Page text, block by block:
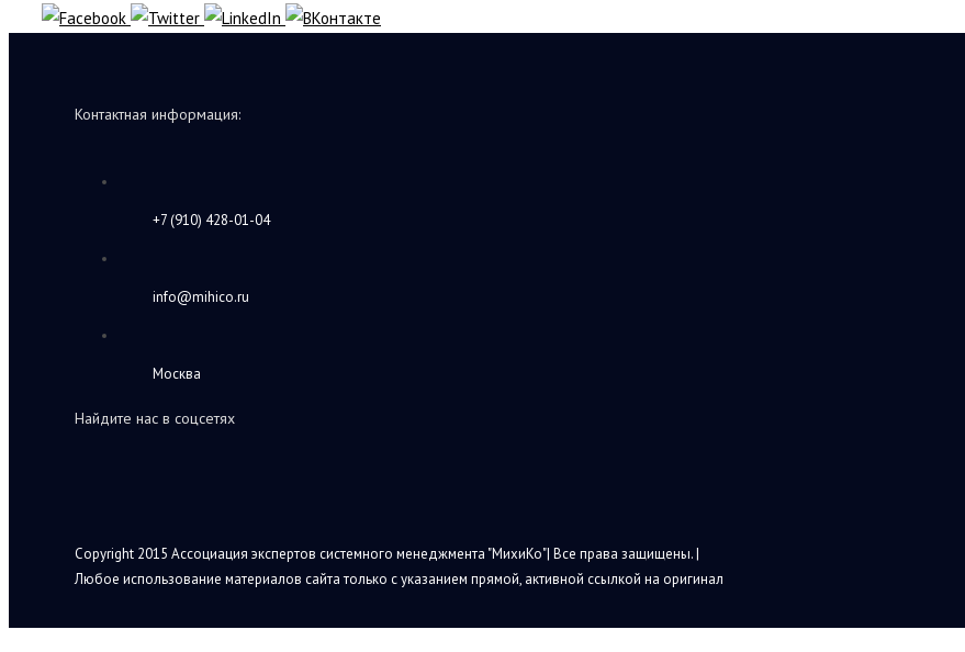
Контактная информация:
+7 (910) 428-01-04
info@mihico.ru
Москва
Найдите нас в соцсетях
Copyright 2015 Ассоциация экспертов системного менеджмента "МихиКо"| Все права защищены. |
Любое использование материалов сайта только с указанием прямой, активной ссылкой на оригинал